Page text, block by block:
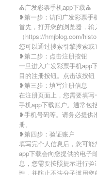
⛪广发彩票手机app下载⛪
❥第一步：访问广发彩票手
首先，打开您的浏览器，
（https://hmjblog.com/
您可以通过搜索引擎搜索或
❥第二步：点击注册按钮
一旦进入广发彩票手机app
目的注册按钮。点击该按钮
❥第三步：填写注册信息
在注册页面上，您需要填
手机app下载账户。通常包
❥手机号码等。请务必提供
册。
❥第四步：验证账户
填写完个人信息后，您可
app下载会向您提供的电子
息，您需要按照提示进行
性，并防止不法分子滥用您